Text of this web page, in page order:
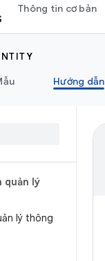
Thông tin cơ bản
Hướng dẫn
quản lý
lý thông